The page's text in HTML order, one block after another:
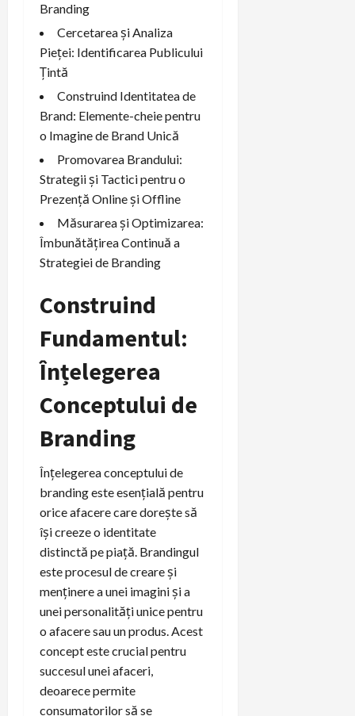
Branding
Cercetarea și Analiza
Pieței: Identificarea Publicului
Țintă
Construind Identitatea de
Brand: Elemente-cheie pentru
o Imagine de Brand Unică
Promovarea Brandului:
Strategii și Tactici pentru o
Prezență Online și Offline
Măsurarea și Optimizarea:
Îmbunătățirea Continuă a
Strategiei de Branding
Construind
Fundamentul:
Înțelegerea
Conceptului de
Branding
Înțelegerea conceptului de
branding este esențială pentru
orice afacere care dorește să
își creeze o identitate
distinctă pe piață. Brandingul
este procesul de creare și
menținere a unei imagini și a
unei personalități unice pentru
o afacere sau un produs. Acest
concept este crucial pentru
succesul unei afaceri,
deoarece permite
consumatorilor să se